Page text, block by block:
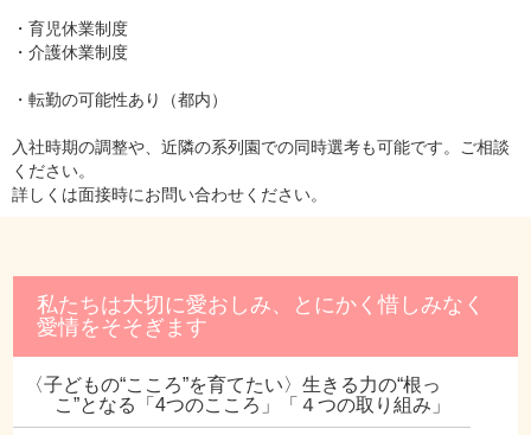
・育児休業制度
・介護休業制度
・転勤の可能性あり（都内）
入社時期の調整や、近隣の系列園での同時選考も可能です。ご相談
ください。
詳しくは面接時にお問い合わせください。
私たちは大切に愛おしみ、とにかく惜しみなく
愛情をそそぎます
〈子どもの“こころ”を育てたい〉生きる力の“根っ
こ”となる「4つのこころ」「４つの取り組み」